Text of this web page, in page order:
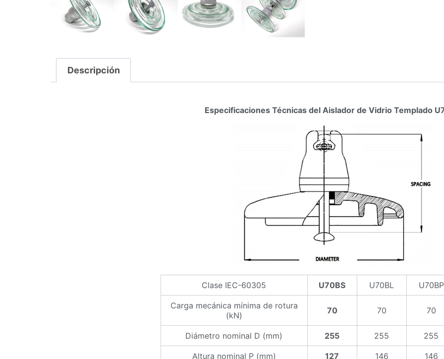
Descripción
Especificaciones Técnicas del Aislador de Vidrio Templado
Clase IEC-60305 U70BS U70BL U70BP
Carga mecánica mínima de rotura
(kN)
70 70 70
Diámetro nominal D (mm) 255 255 255
Altura nominal P (mm) 127 146 146